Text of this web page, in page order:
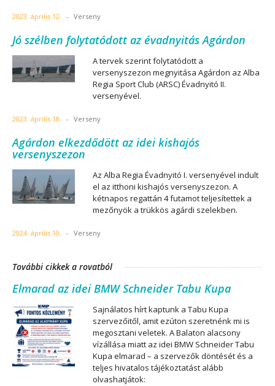
2023. április 12. - Verseny
Jó szélben folytatódott az évadnyitás Agárdon
A tervek szerint folytatódott a
versenyszezon megnyitása Agárdon az Alba
Regia Sport Club (ARSC) Évadnyitó II.
versenyével.
2023. április 18. - Verseny
Agárdon elkezdődött az idei kishajós
versenyszezon
Az Alba Regia Évadnyitó I. versenyével indult
el az itthoni kishajós versenyszezon. A
kétnapos regattán 4 futamot teljesítettek a
mezőnyök a trükkös agárdi szelekben.
2024. április 10. - Verseny
További cikkek a rovatból
Elmarad az idei BMW Schneider Tabu Kupa
Sajnálatos hírt kaptunk a Tabu Kupa
szervezőitől, amit ezúton szeretnénk mi is
megosztani veletek. A Balaton alacsony
vízállása miatt az idei BMW Schneider Tabu
Kupa elmarad – a szervezők döntését és a
teljes hivatalos tájékoztatást alább
olvashatjátok: